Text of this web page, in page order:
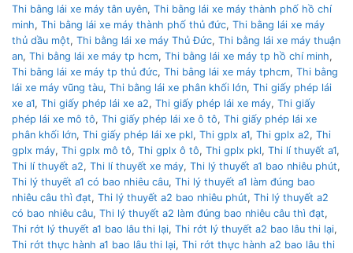
Thi bằng lái xe máy tân uyên, Thi bằng lái xe máy thành phố hồ chí
minh, Thi bằng lái xe máy thành phố thủ đức, Thi bằng lái xe máy
thủ dầu một, Thi bằng lái xe máy Thủ Đức, Thi bằng lái xe máy thuận
an, Thi bằng lái xe máy tp hcm, Thi bằng lái xe máy tp hồ chí minh,
Thi bằng lái xe máy tp thủ đức, Thi bằng lái xe máy tphcm, Thi bằng
lái xe máy vũng tàu, Thi bằng lái xe phân khối lớn, Thi giấy phép lái
xe a1, Thi giấy phép lái xe a2, Thi giấy phép lái xe máy, Thi giấy
phép lái xe mô tô, Thi giấy phép lái xe ô tô, Thi giấy phép lái xe
phân khối lớn, Thi giấy phép lái xe pkl, Thi gplx a1, Thi gplx a2, Thi
gplx máy, Thi gplx mô tô, Thi gplx ô tô, Thi gplx pkl, Thi lí thuyết a1,
Thi lí thuyết a2, Thi lí thuyết xe máy, Thi lý thuyết a1 bao nhiêu phút,
Thi lý thuyết a1 có bao nhiêu câu, Thi lý thuyết a1 làm đúng bao
nhiêu câu thì đạt, Thi lý thuyết a2 bao nhiêu phút, Thi lý thuyết a2
có bao nhiêu câu, Thi lý thuyết a2 làm đúng bao nhiêu câu thì đạt,
Thi rớt lý thuyết a1 bao lâu thi lại, Thi rớt lý thuyết a2 bao lâu thi lại,
Thi rớt thực hành a1 bao lâu thi lại, Thi rớt thực hành a2 bao lâu thi